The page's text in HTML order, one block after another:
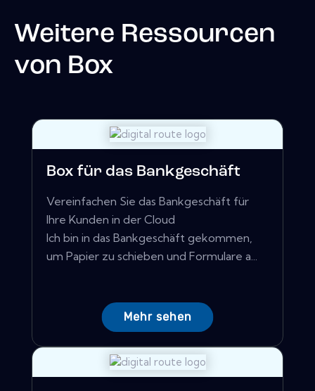
Weitere Ressourcen
von Box
Box für das Bankgeschäft
Vereinfachen Sie das Bankgeschäft für
Ihre Kunden in der Cloud
Ich bin in das Bankgeschäft gekommen,
um Papier zu schieben und Formulare a...
Mehr sehen